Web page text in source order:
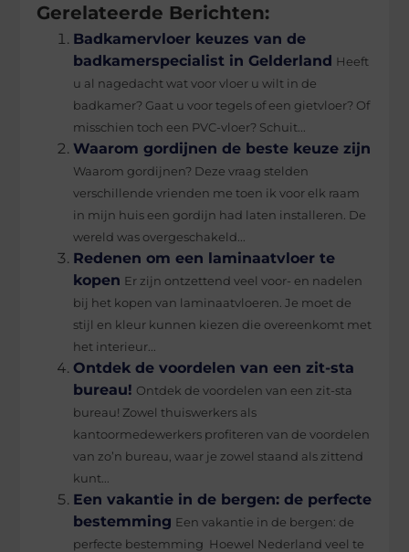
Gerelateerde Berichten:
Badkamervloer keuzes van de
badkamerspecialist in Gelderland Heeft
u al nagedacht wat voor vloer u wilt in de
badkamer? Gaat u voor tegels of een gietvloer? Of
misschien toch een PVC-vloer? Schuit...
Waarom gordijnen de beste keuze zijn
Waarom gordijnen? Deze vraag stelden
verschillende vrienden me toen ik voor elk raam
in mijn huis een gordijn had laten installeren. De
wereld was overgeschakeld...
Redenen om een laminaatvloer te
kopen Er zijn ontzettend veel voor- en nadelen
bij het kopen van laminaatvloeren. Je moet de
stijl en kleur kunnen kiezen die overeenkomt met
het interieur...
Ontdek de voordelen van een zit-sta
bureau! Ontdek de voordelen van een zit-sta
bureau! Zowel thuiswerkers als
kantoormedewerkers profiteren van de voordelen
van zo’n bureau, waar je zowel staand als zittend
kunt...
Een vakantie in de bergen: de perfecte
bestemming Een vakantie in de bergen: de
perfecte bestemming Hoewel Nederland veel te